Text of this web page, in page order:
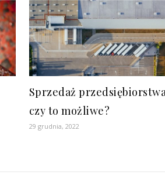
Sprzedaż
czy to możliwe?
29 grudnia, 2022